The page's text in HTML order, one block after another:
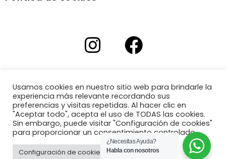
Usamos cookies en nuestro sitio web para brindarle la
experiencia más relevante recordando sus
preferencias y visitas repetidas. Al hacer clic en
"Aceptar todo", acepta el uso de TODAS las cookies.
Sin embargo, puede visitar "Configuración de cookies"
para proporcionar un consentimiento controlado.
Configuración de cookies Aceptar todo
¿Necesitas Ayuda?
Habla con nosotros